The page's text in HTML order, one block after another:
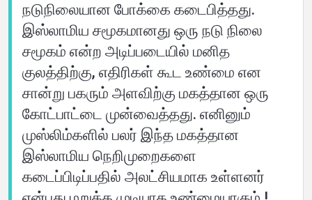
நடுநிலையான போக்கை கடைபித்தது.
இஸ்லாமிய சமூகமானது ஒரு நடு நிலை
சமூகம் என்ற அடிப்படையில் மனித
குலத்திற்கு, எதிரிகள் கூட உண்மை என
சான்று பகரும் அளவிற்கு மகத்தான ஒரு
கோட்பாட்டை முன்வைத்தது. எனினும்
முஸ்லிம்களில் பலர் இந்த மகத்தான
இஸ்லாமிய நெறிமுறைகளை
கடைப்பிடிப்பதில் அலட்சியமாக உள்ளனர்